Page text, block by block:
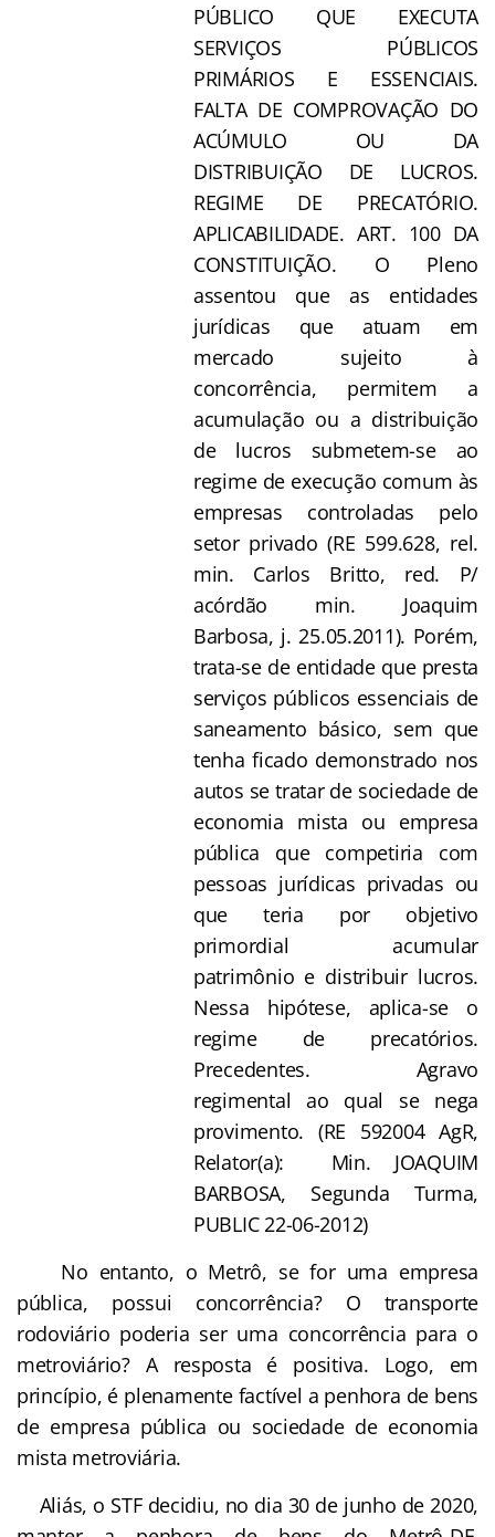
PÚBLICO QUE EXECUTA
SERVIÇOS PÚBLICOS
PRIMÁRIOS E ESSENCIAIS.
FALTA DE COMPROVAÇÃO DO
ACÚMULO OU DA
DISTRIBUIÇÃO DE LUCROS.
REGIME DE PRECATÓRIO.
APLICABILIDADE. ART. 100 DA
CONSTITUIÇÃO. O Pleno
assentou que as entidades
jurídicas que atuam em
mercado sujeito à
concorrência, permitem a
acumulação ou a distribuição
de lucros submetem-se ao
regime de execução comum às
empresas controladas pelo
setor privado (RE 599.628, rel.
min. Carlos Britto, red. P/
acórdão min. Joaquim
Barbosa, j. 25.05.2011). Porém,
trata-se de entidade que presta
serviços públicos essenciais de
saneamento básico, sem que
tenha ficado demonstrado nos
autos se tratar de sociedade de
economia mista ou empresa
pública que competiria com
pessoas jurídicas privadas ou
que teria por objetivo
primordial acumular
patrimônio e distribuir lucros.
Nessa hipótese, aplica-se o
regime de precatórios.
Precedentes. Agravo
regimental ao qual se nega
provimento. (RE 592004 AgR,
Relator(a): Min. JOAQUIM
BARBOSA, Segunda Turma,
PUBLIC 22-06-2012)
No entanto, o Metrô, se for uma empresa
pública, possui concorrência? O transporte
rodoviário poderia ser uma concorrência para o
metroviário? A resposta é positiva. Logo, em
princípio, é plenamente factível a penhora de bens
de empresa pública ou sociedade de economia
mista metroviária.
Aliás, o STF decidiu, no dia 30 de junho de 2020,